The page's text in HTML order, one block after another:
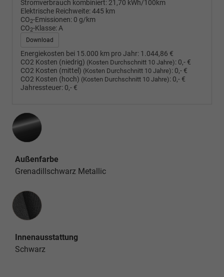
Stromverbrauch kombiniert: 21,70 kWh/100km
Elektrische Reichweite:445 km
CO2-Emissionen: 0 g/km
CO2-Klasse:A
Download
Energiekosten bei 15.000 km pro Jahr: 1.044,86 €
CO2 Kosten (niedrig) (Kosten Durchschnitt 10 Jahre): 0,- €
CO2 Kosten (mittel) (Kosten Durchschnitt 10 Jahre): 0,- €
CO2 Kosten (hoch) (Kosten Durchschnitt 10 Jahre): 0,- €
Jahressteuer: 0,- €
Außenfarbe
Grenadillschwarz Metallic
Innenausstattung
Innenausstattung
Schwarz